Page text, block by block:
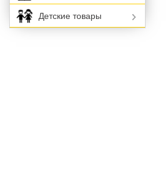
Детские товары